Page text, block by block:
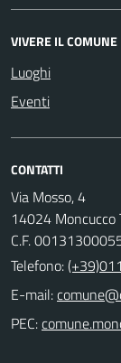
VIVERE IL COMUNE
Luoghi
Eventi
CONTATTI
Via Mosso, 4
14024 Moncucco
C.F.
Telefono:
E-mail:
PEC: